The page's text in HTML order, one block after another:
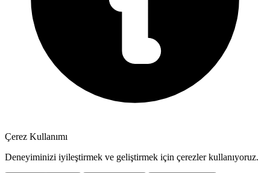
Çerez Kullanımı
Deneyiminizi iyileştirmek ve geliştirmek için çerezler kullanıyoruz.